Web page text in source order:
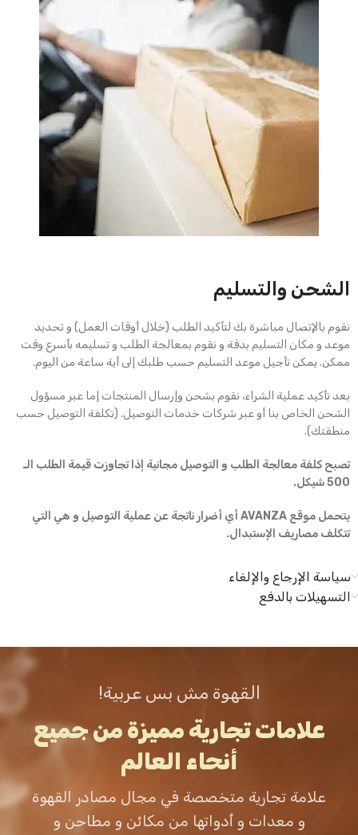
الشحن والتسليم
نقوم بالإتصال مباشرة بك لتأكيد الطلب (خلال أوقات العمل) و تحديد
موعد و مكان التسليم بدقة و نقوم بمعالجة الطلب و تسليمه بأسرع وقت
ممكن. يمكن تأجيل موعد التسليم حسب طلبك إلى أية ساعة من اليوم.
بعد تأكيد عملية الشراء، نقوم بشحن وإرسال المنتجات إما عبر مسؤول
الشحن الخاص بنا أو عبر شركات خدمات التوصيل. (تكلفة التوصيل حسب
منطقتك).
تصبح كلفة معالجة الطلب و التوصيل مجانية إذا تجاوزت قيمة الطلب الـ
500 شيكل.
يتحمل موقع AVANZA أي أضرار ناتجة عن عملية التوصيل و هي التي
تتكلف مصاريف الإستبدال.
سياسة الإرجاع والإلغاء
التسهيلات بالدفع
القهوة مش بس عربية!
علامات تجارية مميزة من جميع
أنحاء العالم
علامة تجارية متخصصة في مجال مصادر القهوة
و معدات و أدواتها من مكائن و مطاحن و